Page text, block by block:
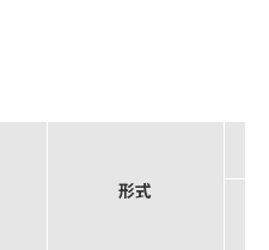
形式